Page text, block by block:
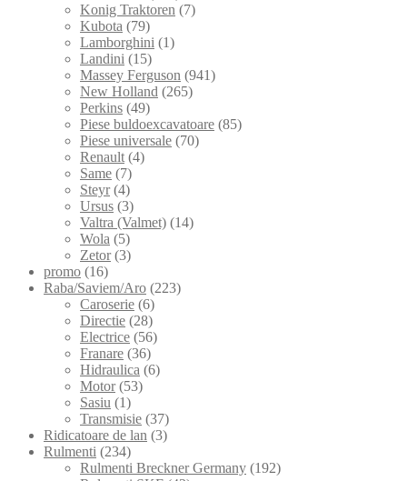
Konig Traktoren (7)
Kubota (79)
Lamborghini (1)
Landini (15)
Massey Ferguson (941)
New Holland (265)
Perkins (49)
Piese buldoexcavatoare (85)
Piese universale (70)
Renault (4)
Same (7)
Steyr (4)
Ursus (3)
Valtra (Valmet) (14)
Wola (5)
Zetor (3)
promo (16)
Raba/Saviem/Aro (223)
Caroserie (6)
Directie (28)
Electrice (56)
Franare (36)
Hidraulica (6)
Motor (53)
Sasiu (1)
Transmisie (37)
Ridicatoare de lan (3)
Rulmenti (234)
Rulmenti Breckner Germany (192)